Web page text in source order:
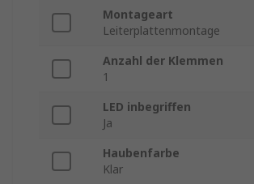
Montageart
Leiterplattenmontage
Anzahl der Klemmen
1
LED inbegriffen
Ja
Haubenfarbe
Klar